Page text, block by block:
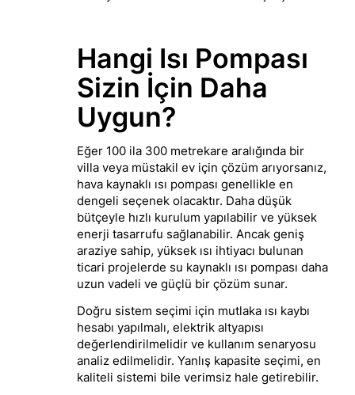
Hangi Isı Pompası
Sizin İçin Daha
Uygun?
Eğer 100 ila 300 metrekare aralığında bir
villa veya müstakil ev için çözüm arıyorsanız,
hava kaynaklı ısı pompası genellikle en
dengeli seçenek olacaktır. Daha düşük
bütçeyle hızlı kurulum yapılabilir ve yüksek
enerji tasarrufu sağlanabilir. Ancak geniş
araziye sahip, yüksek ısı ihtiyacı bulunan
ticari projelerde su kaynaklı ısı pompası daha
uzun vadeli ve güçlü bir çözüm sunar.
Doğru sistem seçimi için mutlaka ısı kaybı
hesabı yapılmalı, elektrik altyapısı
değerlendirilmelidir ve kullanım senaryosu
analiz edilmelidir. Yanlış kapasite seçimi, en
kaliteli sistemi bile verimsiz hale getirebilir.